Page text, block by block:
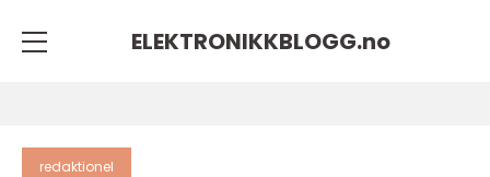
ELEKTRONIKKBLOGG.no
redaktionel